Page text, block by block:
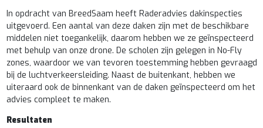
In opdracht van BreedSaam heeft Raderadvies dakinspecties
uitgevoerd. Een aantal van deze daken zijn met de beschikbare
middelen niet toegankelijk, daarom hebben we ze geïnspecteerd
met behulp van onze drone. De scholen zijn gelegen in No-Fly
zones, waardoor we van tevoren toestemming hebben gevraagd
bij de luchtverkeersleiding. Naast de buitenkant, hebben we
uiteraard ook de binnenkant van de daken geïnspecteerd om het
advies compleet te maken.
Resultaten